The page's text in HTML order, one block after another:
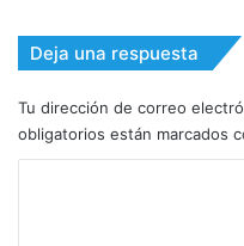
Deja una respuesta
Tu dirección de correo
obligatorios están marcados